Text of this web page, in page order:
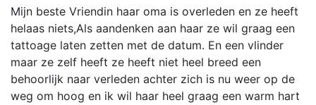
Mijn beste Vriendin haar oma is overleden en ze heeft
helaas niets,Als aandenken aan haar ze wil graag een
tattoage laten zetten met de datum. En een vlinder
maar ze zelf heeft ze heeft niet heel breed een
behoorlijk naar verleden achter zich is nu weer op de
weg om hoog en ik wil haar heel graag een warm hart